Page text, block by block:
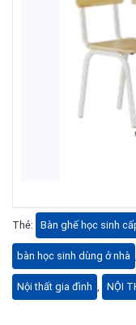
Thẻ: Bàn ghế học sinh
bàn học sinh dùng ở nhà
Nội thất gia đình NỘI